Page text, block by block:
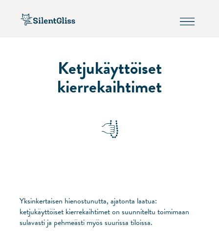
Ketjukäyttöiset
kierrekaihtimet
Yksinkertaisen hienostunutta, ajatonta laatua:
ketjukäyttöiset kierrekaihtimet on suunniteltu toimimaan
sulavasti ja pehmeästi myös suurissa tiloissa.